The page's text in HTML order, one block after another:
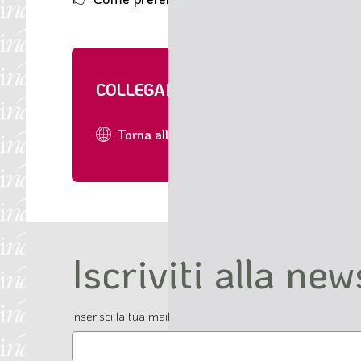
COLLEGAMENTI
Torna all'indice della newsletter
Iscriviti alla
Email
Inserisci la tua mail